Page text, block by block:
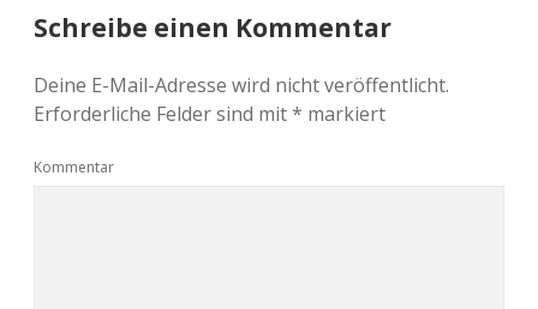
Schreibe einen Kommentar
Deine E-Mail-Adresse wird nicht veröffentlicht.
Erforderliche Felder sind mit* markiert
Kommentar